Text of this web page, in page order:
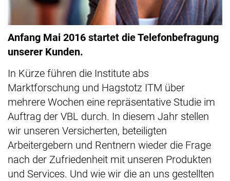
Anfang Mai 2016 startet die Telefonbefragung
unserer Kunden.
In Kürze führen die Institute abs
Marktforschung und Hagstotz ITM über
mehrere Wochen eine repräsentative Studie im
Auftrag der VBL durch. In diesem Jahr stellen
wir unseren Versicherten, beteiligten
Arbeitergebern und Rentnern wieder die Frage
nach der Zufriedenheit mit unseren Produkten
und Services. Und wie wir die an uns gestellten